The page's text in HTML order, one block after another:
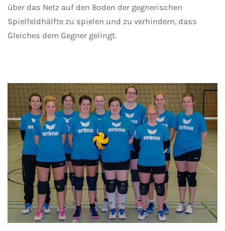
über das Netz auf den Boden der gegnerischen
Spielfeldhälfte zu spielen und zu verhindern, dass
Gleiches dem Gegner gelingt.